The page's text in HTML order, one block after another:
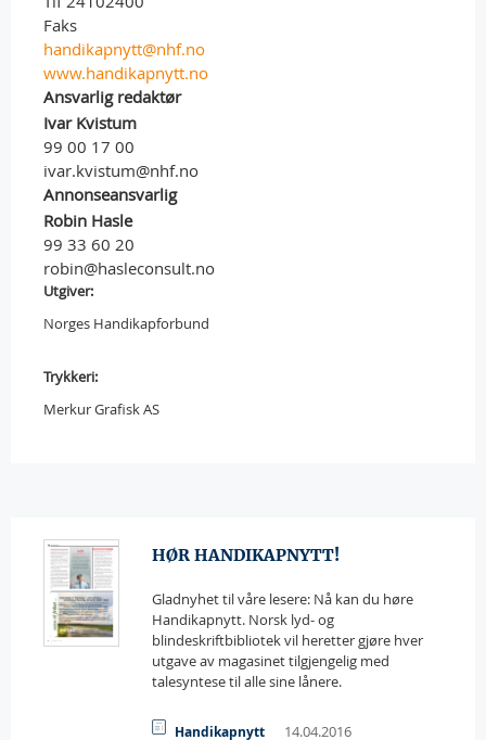
Faks
handikapnytt@nhf.no
www.handikapnytt.no
Ansvarlig redaktør
Ivar Kvistum
99 00 17 00
ivar.kvistum@nhf.no
Annonseansvarlig
Robin Hasle
99 33 60 20
robin@hasleconsult.no
Utgiver:
Norges Handikapforbund
Trykkeri:
Merkur Grafisk AS
HØR HANDIKAPNYTT!
Gladnyhet til våre lesere: Nå kan du høre
Handikapnytt. Norsk lyd- og
blindeskriftbibliotek vil heretter gjøre hver
utgave av magasinet tilgjengelig med
talesyntese til alle sine lånere.
Handikapnytt 14.04.2016